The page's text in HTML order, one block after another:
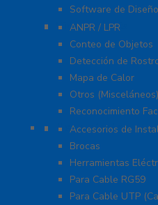
Software de
Videoanálisis
ANPR / LPR
Conteo de Objetos
Detección de
Mapa de Calor
Otros (Misceláneos)
Reconocimiento
Herramientas
Accesorios de
Brocas
Herramientas
Para Cable RG59
Para Cable UTP